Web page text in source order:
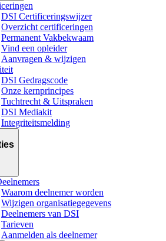
DSI Certificeringswijzer
Overzicht certificeringen
Permanent Vakbekwaam
Vind een opleider
Aanvragen & wijzigen
DSI Gedragscode
Onze kernprincipes
Tuchtrecht & Uitspraken
DSI Mediakit
Integriteitsmelding
Waarom deelnemer worden
Wijzigen organisatiegegevens
Deelnemers van DSI
Tarieven
Aanmelden als deelnemer